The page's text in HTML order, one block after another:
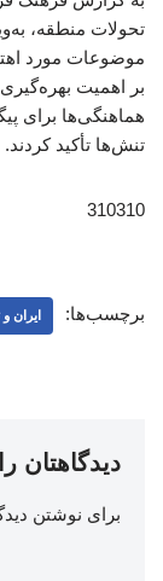
تحولات منطقه،
موضوعات مورد
بر اهمیت
هماهنگی‌ها برای
تنش‌ها تأکید کردند.
310310
برچسب‌ها: ایران و
دیدگاهتان
برای نوشتن